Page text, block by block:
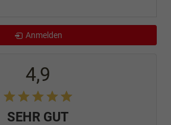
Anmelden
4,9
SEHR GUT